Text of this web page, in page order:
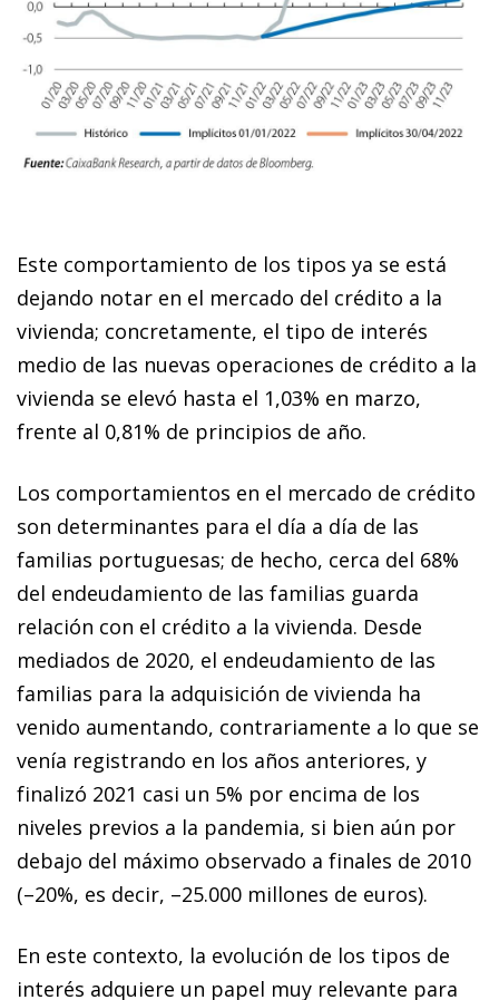
Este comportamiento de los tipos ya se está
dejando notar en el mercado del crédito a la
vivienda; concretamente, el tipo de interés
medio de las nuevas operaciones de crédito a la
vivienda se elevó hasta el 1,03% en marzo,
frente al 0,81% de principios de año.
Los comportamientos en el mercado de crédito
son determinantes para el día a día de las
familias portuguesas; de hecho, cerca del 68%
del endeudamiento de las familias guarda
relación con el crédito a la vivienda. Desde
mediados de 2020, el endeudamiento de las
familias para la adquisición de vivienda ha
venido aumentando, contrariamente a lo que se
venía registrando en los años anteriores, y
finalizó 2021 casi un 5% por encima de los
niveles previos a la pandemia, si bien aún por
debajo del máximo observado a finales de 2010
(–20%, es decir, –25.000 millones de euros).
En este contexto, la evolución de los tipos de
interés adquiere un papel muy relevante para